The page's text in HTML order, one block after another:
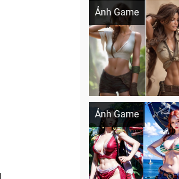
Ảnh Game
Ảnh Game
Khi AI Cosplay gái